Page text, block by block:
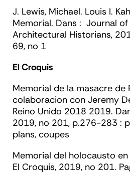
J. Lewis, Michael. Louis I.
Memorial. Dans : Journal
Architectural Historians,
69, no 1
El Croquis
Memorial de la masacre de
colaboracion con Jeremy
Reino Unido 2018 2019.
2019, no 201, p.276-283 :
plans, coupes
Memorial del holocausto en
El Croquis, 2019, no 201.